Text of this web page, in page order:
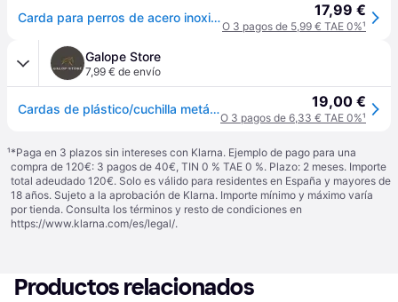
Carda para perros de acero inoxidable 17,99 €
O 3 pagos de 5,99 € TAE 0%¹
Galope Store
7,99 € de envío
Cardas de plástico/cuchilla metálica para perros Trixie - Noir 19,00 €
O 3 pagos de 6,33 € TAE 0%¹
¹*Paga en 3 plazos sin intereses con Klarna. Ejemplo de pago para una
compra de 120€: 3 pagos de 40€, TIN 0 % TAE 0 %. Plazo: 2 meses. Importe
total adeudado 120€. Solo es válido para residentes en España y mayores de
18 años. Sujeto a la aprobación de Klarna. Importe mínimo y máximo varía
por tienda. Consulta los términos y resto de condiciones en
https://www.klarna.com/es/legal/.
Productos relacionados